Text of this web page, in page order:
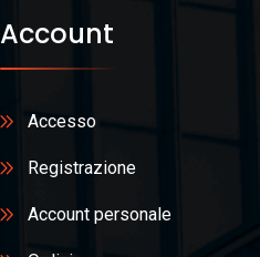
Account
Accesso
Registrazione
Account personale